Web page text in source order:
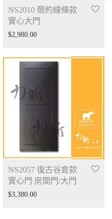
NS2010 簡約線條款
實心大門
$2,980.00
NS2057 復古谷倉款
實心門 房間門/大門
$3,380.00